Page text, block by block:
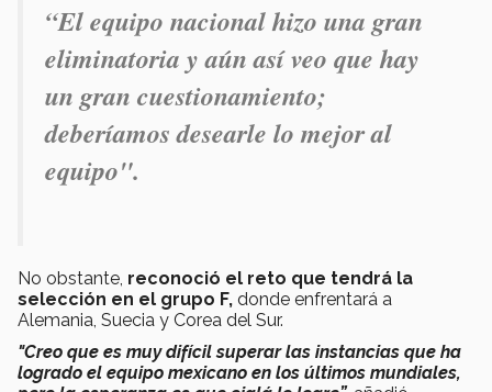
“El equipo nacional hizo una gran
eliminatoria y aún así veo que hay
un gran cuestionamiento;
deberíamos desearle lo mejor al
equipo".
No obstante, reconoció el reto que tendrá la
selección en el grupo F, donde enfrentará a
Alemania, Suecia y Corea del Sur.
"Creo que es muy difícil superar las instancias que ha
logrado el equipo mexicano en los últimos mundiales,